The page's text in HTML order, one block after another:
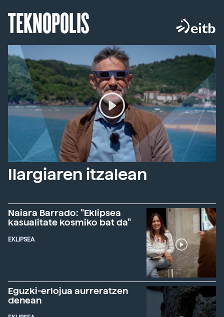
TEKNOPOLIS
Ilargiaren itzalean
Naiara Barrado: "Eklipsea
kasualitate kosmiko bat da"
EKLIPSEA
Eguzki-erlojua aurreratzen
denean